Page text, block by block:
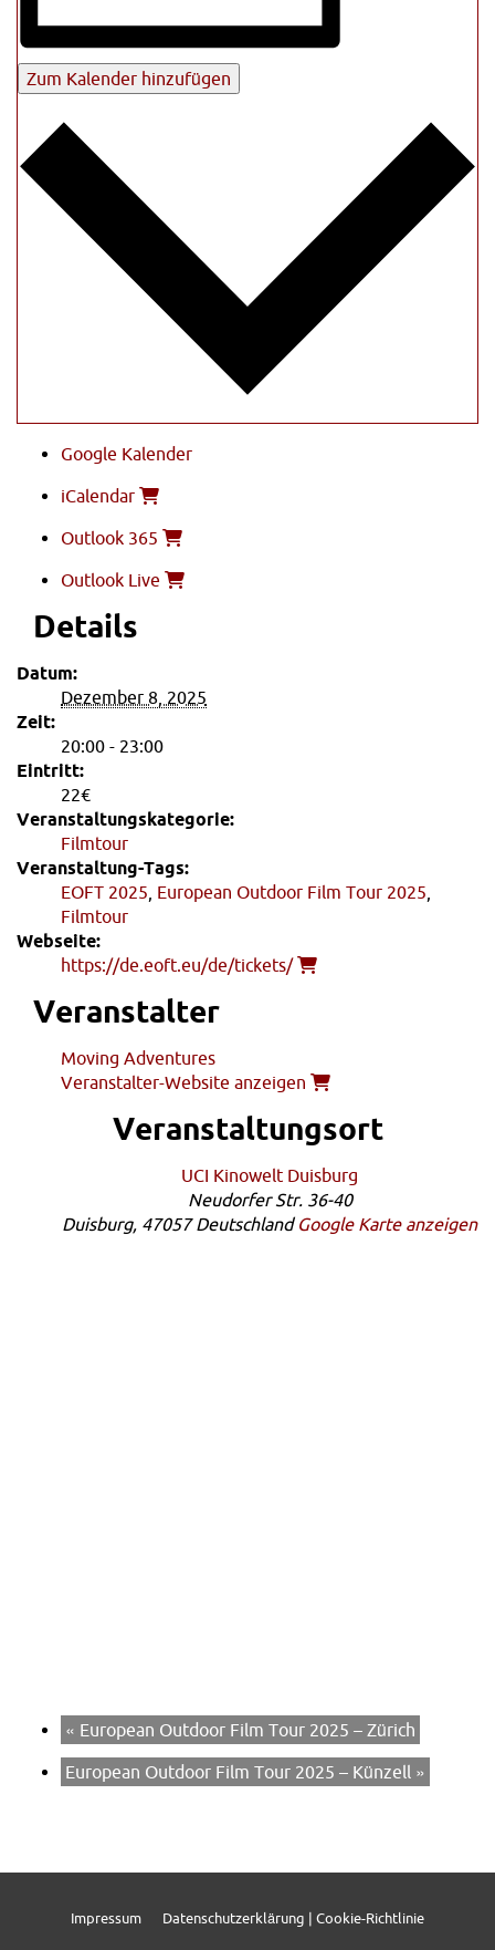
Zum Kalender hinzufügen
Google Kalender
iCalendar
Outlook 365
Outlook Live
Details
Datum:
Dezember 8, 2025
Zeit:
20:00 - 23:00
Eintritt:
22€
Veranstaltungskategorie:
Filmtour
Veranstaltung-Tags:
EOFT 2025 European Outdoor Film Tour 2025
Filmtour
Webseite:
https://de.eoft.eu/de/tickets/
Veranstalter
Moving Adventures
Veranstalter-Website anzeigen
Veranstaltungsort
UCI Kinowelt Duisburg
Neudorfer Str. 36-40
Duisburg, 47057 Deutschland Google Karte anzeigen
« European Outdoor Film Tour 2025 – Zürich
European Outdoor Film Tour 2025 – Künzell »
Impressum Datenschutzerklärung | Cookie-Richtlinie